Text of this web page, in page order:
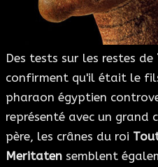
Des tests sur les restes de
confirment qu'il était le
pharaon égyptien
représenté avec un grand
père, les crânes du roi
Meritaten semblent